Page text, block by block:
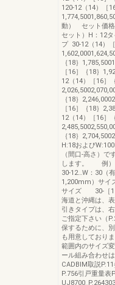
120-12（14）［
動） セット価
セット）H：12
プ 30-12（14）
｛18｝
［16］｛18｝
12（14）［16］
｛18｝
［16］｛18｝
12（14）［16］
｛18｝
H:18および
（間口-高さ）
します。 例）
30-12…W：30（
1,200mm）サ
サイズ 30-［16
海道と沖縄は、
引きタイプは、
ご指定下さい（
保するために、
も用意しており
範囲内のサイズ
ール組み合わせ
CADBIM取説
P.756引戸重量表